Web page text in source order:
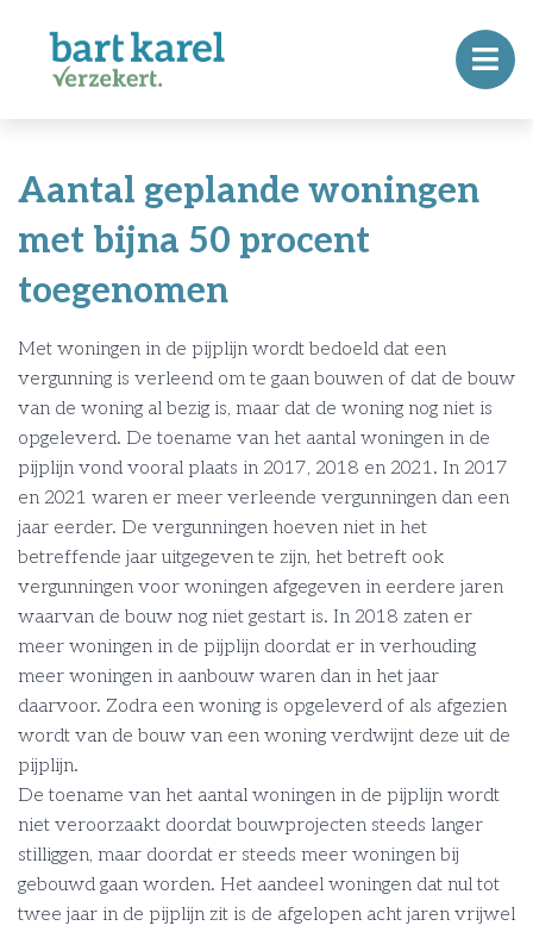
Aantal geplande woningen
met bijna 50 procent
toegenomen
Met woningen in de pijplijn wordt bedoeld dat een
vergunning is verleend om te gaan bouwen of dat de bouw
van de woning al bezig is, maar dat de woning nog niet is
opgeleverd. De toename van het aantal woningen in de
pijplijn vond vooral plaats in 2017, 2018 en 2021. In 2017
en 2021 waren er meer verleende vergunningen dan een
jaar eerder. De vergunningen hoeven niet in het
betreffende jaar uitgegeven te zijn, het betreft ook
vergunningen voor woningen afgegeven in eerdere jaren
waarvan de bouw nog niet gestart is. In 2018 zaten er
meer woningen in de pijplijn doordat er in verhouding
meer woningen in aanbouw waren dan in het jaar
daarvoor. Zodra een woning is opgeleverd of als afgezien
wordt van de bouw van een woning verdwijnt deze uit de
pijplijn.
De toename van het aantal woningen in de pijplijn wordt
niet veroorzaakt doordat bouwprojecten steeds langer
stilliggen, maar doordat er steeds meer woningen bij
gebouwd gaan worden. Het aandeel woningen dat nul tot
twee jaar in de pijplijn zit is de afgelopen acht jaren vrijwel